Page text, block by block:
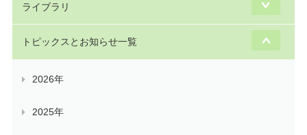
ライブラリ
トピックスとお知らせ一覧
2026年
2025年